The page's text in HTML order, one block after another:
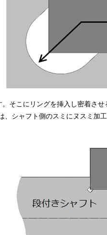
そこにリングを挿入し密着さ
シャフト側のスミにヌスミ加